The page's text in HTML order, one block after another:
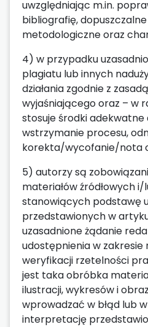
uwzględniając m.in.
bibliografię,
metodologiczne oraz
4) w przypadku
plagiatu lub innych
działania zgodnie z
wyjaśniającego oraz – w
stosuje środki adekwatne
wstrzymanie procesu,
korekta/wycofanie/nota
5) autorzy są
materiałów źródłowych
stanowiących podstawę
przedstawionych w
uzasadnione żądanie
udostępnienia w zakresie
weryfikacji rzetelności
jest taka obróbka
ilustracji, wykresów i
wprowadzać w błąd lub
interpretację